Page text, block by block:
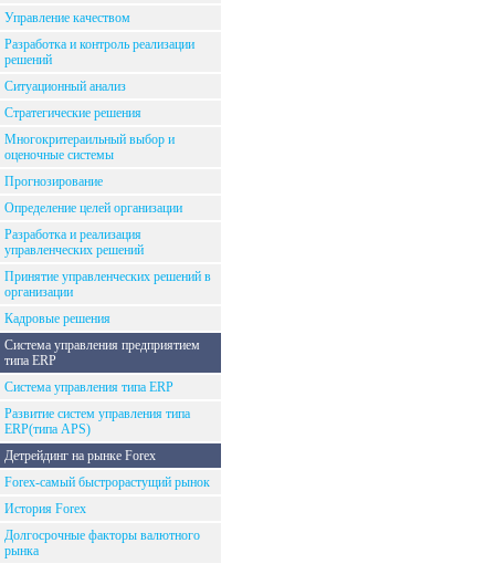
Управление качеством
Разработка и контроль реализации
решений
Ситуационный анализ
Стратегические решения
Многокритераильный выбор и
оценочные системы
Прогнозирование
Определение целей организации
Разработка и реализация
управленческих решений
Принятие управленческих решений в
организации
Кадровые решения
Система управления предприятием
типа ERP
Система управления типа ERP
Развитие систем управления типа
ERP(типа APS)
Детрейдинг на рынке Forex
Forex-самый быстрорастущий рынок
История Forex
Долгосрочные факторы валютного
рынка